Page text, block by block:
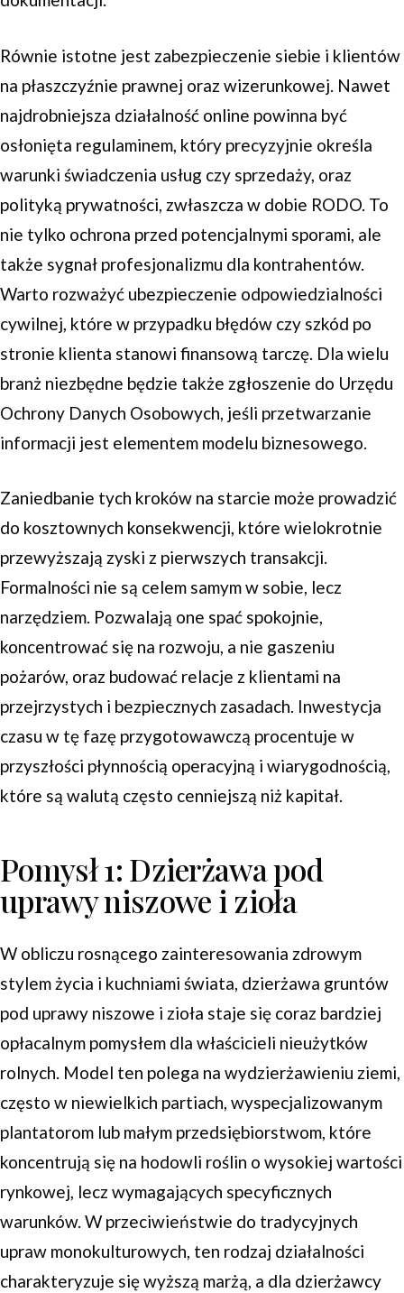
Równie istotne jest zabezpieczenie siebie i klientów
na płaszczyźnie prawnej oraz wizerunkowej. Nawet
najdrobniejsza działalność online powinna być
osłonięta regulaminem, który precyzyjnie określa
warunki świadczenia usług czy sprzedaży, oraz
polityką prywatności, zwłaszcza w dobie RODO. To
nie tylko ochrona przed potencjalnymi sporami, ale
także sygnał profesjonalizmu dla kontrahentów.
Warto rozważyć ubezpieczenie odpowiedzialności
cywilnej, które w przypadku błędów czy szkód po
stronie klienta stanowi finansową tarczę. Dla wielu
branż niezbędne będzie także zgłoszenie do Urzędu
Ochrony Danych Osobowych, jeśli przetwarzanie
informacji jest elementem modelu biznesowego.
Zaniedbanie tych kroków na starcie może prowadzić
do kosztownych konsekwencji, które wielokrotnie
przewyższają zyski z pierwszych transakcji.
Formalności nie są celem samym w sobie, lecz
narzędziem. Pozwalają one spać spokojnie,
koncentrować się na rozwoju, a nie gaszeniu
pożarów, oraz budować relacje z klientami na
przejrzystych i bezpiecznych zasadach. Inwestycja
czasu w tę fazę przygotowawczą procentuje w
przyszłości płynnością operacyjną i wiarygodnością,
które są walutą często cenniejszą niż kapitał.
Pomysł 1: Dzierżawa pod
uprawy niszowe i zioła
W obliczu rosnącego zainteresowania zdrowym
stylem życia i kuchniami świata, dzierżawa gruntów
pod uprawy niszowe i zioła staje się coraz bardziej
opłacalnym pomysłem dla właścicieli nieużytków
rolnych. Model ten polega na wydzierżawieniu ziemi,
często w niewielkich partiach, wyspecjalizowanym
plantatorom lub małym przedsiębiorstwom, które
koncentrują się na hodowli roślin o wysokiej wartości
rynkowej, lecz wymagających specyficznych
warunków. W przeciwieństwie do tradycyjnych
upraw monokulturowych, ten rodzaj działalności
charakteryzuje się wyższą marżą, a dla dzierżawcy